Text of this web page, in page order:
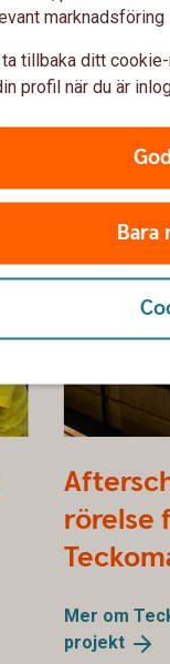
stöd
rörelse
Mer om
projekt
marknadsföring
ta tillbaka ditt
profil när du är
Bara